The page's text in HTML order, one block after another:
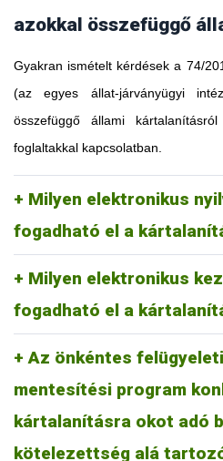
azokkal összefüggő
Gyakran ismételt kérdések a 74/
(az egyes állat-járványügyi
összefüggő állami
foglaltakkal kapcsolatban.
Milyen elektronikus
fogadható el a
Az elektronikus
előírás, mindenekelőtt
követhetőséget. Az állattartónak
rendszert kell működtetnie
formátumban), amelyből
naprakészen elérhető,
vonatkozó minden szükséges
ellenőrző hatóság részére.
által alkalmazott és preferált
maguk is elkészíthetik.
előírt nyilvántartásokat is (pl.
stb.).
Milyen elektronikus
fogadható el a
Az elektronikus kezelési naplóra
előírás, mindenekelőtt
állatorvosi beavatkozásokat, az
szükséges, hogy a kezelő
személyek ne férhessenek
módosíthatók a naplóban
Az önkéntes
mentesítési program
kártalanításra okot adó
kötelezettség alá
Bármely betegségre
lépfene elleni vakcinázás.